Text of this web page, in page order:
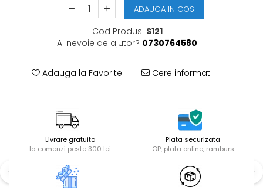
ADAUGA IN COS
Cod Produs: S121
Ai nevoie de ajutor? 0730764580
Adauga la Favorite Cere informatii
Livrare gratuita
la comenzi peste 300 lei
Plata securizata
OP, plata online, ramburs